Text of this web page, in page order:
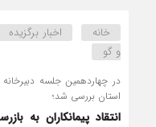
خانه اخبار برگزیده
و گو
در چهاردهمین جلسه
استان بررسی شد؛
انتقاد پیمانکاران به